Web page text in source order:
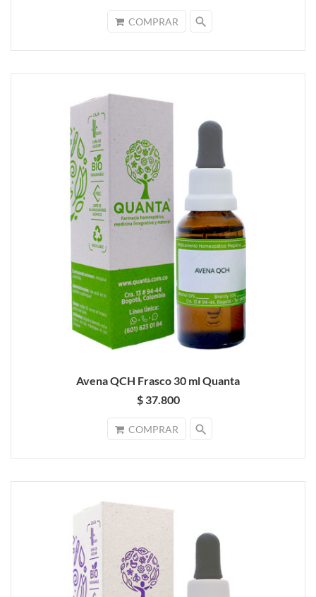
COMPRAR search
Avena QCH Frasco 30 ml Quanta
$ 37.800
COMPRAR search